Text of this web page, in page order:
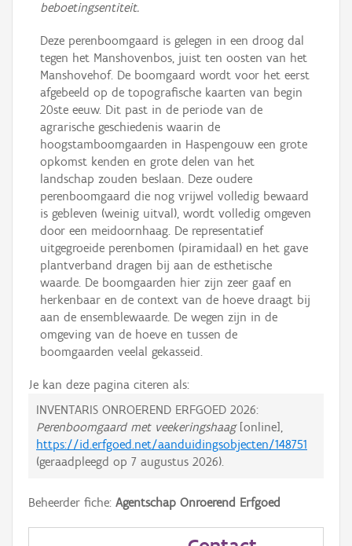
beboetingsentiteit.
Deze perenboomgaard is gelegen in een droog dal
tegen het Manshovenbos, juist ten oosten van het
Manshovehof. De boomgaard wordt voor het eerst
afgebeeld op de topografische kaarten van begin
20ste eeuw. Dit past in de periode van de
agrarische geschiedenis waarin de
hoogstamboomgaarden in Haspengouw een grote
opkomst kenden en grote delen van het
landschap zouden beslaan. Deze oudere
perenboomgaard die nog vrijwel volledig bewaard
is gebleven (weinig uitval), wordt volledig omgeven
door een meidoornhaag. De representatief
uitgegroeide perenbomen (piramidaal) en het gave
plantverband dragen bij aan de esthetische
waarde. De boomgaarden hier zijn zeer gaaf en
herkenbaar en de context van de hoeve draagt bij
aan de ensemblewaarde. De wegen zijn in de
omgeving van de hoeve en tussen de
boomgaarden veelal gekasseid.
Je kan deze pagina citeren als:
INVENTARIS ONROEREND ERFGOED 2026:
Perenboomgaard met veekeringshaag[online],
https://id.erfgoed.net/aanduidingsobjecten/148751
(geraadpleegd op 7 augustus 2026).
Beheerder fiche: Agentschap Onroerend Erfgoed